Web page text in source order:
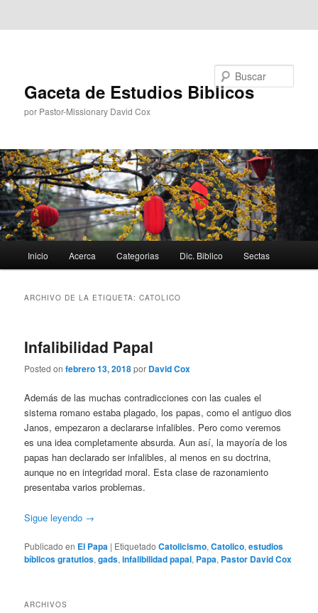
Gaceta de Estudios Biblicos
por Pastor-Missionary David Cox
principal
Inicio Acerca Categorias Dic. Biblico Sectas
ARCHIVO DE LA ETIQUETA:CATOLICO
Infalibilidad Papal
Posted onfebrero 13, 2018por David Cox
Además de las muchas contradicciones con las cuales el
sistema romano estaba plagado, los papas, como el antiguo dios
Janos, empezaron a declararse infalibles. Pero como veremos
es una idea completamente absurda. Aun así, la mayoría de los
papas han declarado ser infalibles, al menos en su doctrina,
aunque no en integridad moral. Esta clase de razonamiento
presentaba varios problemas.
Sigue leyendo →
Publicado en El Papa | Etiquetado Catolicismo,Catolico,estudios
bíblicos gratutios,gads,infalibilidad papal, Papa, Pastor David Cox
ARCHIVOS